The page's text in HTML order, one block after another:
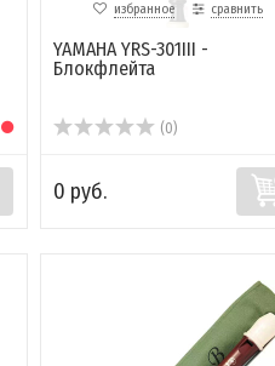
избранное сравнить
YAMAHA YRS-301III -
Блокфлейта
(0)
0 руб.